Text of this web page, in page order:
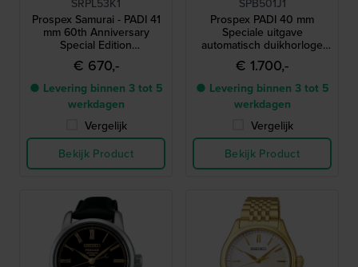
Prospex Samurai - PADI 41
mm 60th Anniversary
Special Edition
roestvrijstalen automatisch
duikershorloge
€ 670,-
● Levering binnen 3 tot 5
werkdagen
Vergelijk
Bekijk Product
Prospex PADI 40 mm
Speciale uitgave
automatisch duikhorloge
met 3 dagen gangreserve
en extra NATO-band
€ 1.700,-
● Levering binnen 3 tot 5
werkdagen
Vergelijk
Bekijk Product